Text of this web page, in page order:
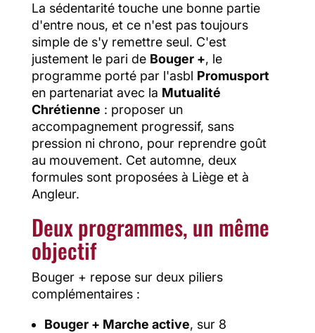
La sédentarité touche une bonne partie
d'entre nous, et ce n'est pas toujours
simple de s'y remettre seul. C'est
justement le pari de Bouger +, le
programme porté par l'asbl Promusport
en partenariat avec la Mutualité
Chrétienne : proposer un
accompagnement progressif, sans
pression ni chrono, pour reprendre goût
au mouvement. Cet automne, deux
formules sont proposées à Liège et à
Angleur.
Deux programmes, un même
objectif
Bouger + repose sur deux piliers
complémentaires :
Bouger + Marche active, sur 8